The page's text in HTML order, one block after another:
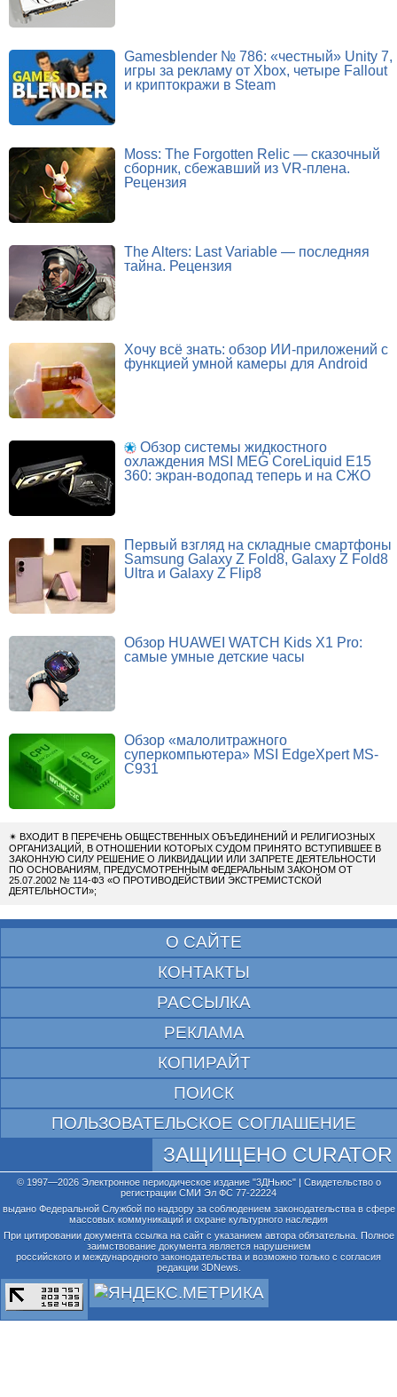
Gamesblender № 786: «честный» Unity 7,
игры за рекламу от Xbox, четыре Fallout
и криптокражи в Steam
Moss: The Forgotten Relic — сказочный
сборник, сбежавший из VR-плена.
Рецензия
The Alters: Last Variable — последняя
тайна. Рецензия
Хочу всё знать: обзор ИИ-приложений с
функцией умной камеры для Android
Обзор системы жидкостного
охлаждения MSI MEG CoreLiquid E15
360: экран-водопад теперь и на СЖО
Первый взгляд на складные смартфоны
Samsung Galaxy Z Fold8, Galaxy Z Fold8
Ultra и Galaxy Z Flip8
Обзор HUAWEI WATCH Kids X1 Pro:
самые умные детские часы
Обзор «малолитражного
суперкомпьютера» MSI EdgeXpert MS-
C931
✴ ВХОДИТ В ПЕРЕЧЕНЬ ОБЩЕСТВЕННЫХ ОБЪЕДИНЕНИЙ И РЕЛИГИОЗНЫХ
ОРГАНИЗАЦИЙ, В ОТНОШЕНИИ КОТОРЫХ СУДОМ ПРИНЯТО ВСТУПИВШЕЕ В
ЗАКОННУЮ СИЛУ РЕШЕНИЕ О ЛИКВИДАЦИИ ИЛИ ЗАПРЕТЕ ДЕЯТЕЛЬНОСТИ
ПО ОСНОВАНИЯМ, ПРЕДУСМОТРЕННЫМ ФЕДЕРАЛЬНЫМ ЗАКОНОМ ОТ
25.07.2002 № 114-ФЗ «О ПРОТИВОДЕЙСТВИИ ЭКСТРЕМИСТСКОЙ
ДЕЯТЕЛЬНОСТИ»;
О САЙТЕ
КОНТАКТЫ
РАССЫЛКА
РЕКЛАМА
КОПИРАЙТ
ПОИСК
ПОЛЬЗОВАТЕЛЬСКОЕ СОГЛАШЕНИЕ
ЗАЩИЩЕНО CURATOR
© 1997—2026 Электронное периодическое издание "3ДНьюс" | Свидетельство о
регистрации СМИ Эл ФС 77-22224
выдано Федеральной Службой по надзору за соблюдением законодательства в сфере
массовых коммуникаций и охране культурного наследия
При цитировании документа ссылка на сайт с указанием автора обязательна. Полное
заимствование документа является нарушением
российского и международного законодательства и возможно только с согласия
редакции 3DNews.